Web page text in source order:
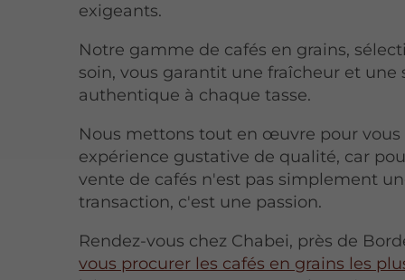
exigeants.
Notre gamme de cafés en grains,
soin, vous garantit une fraîcheur et une
authentique à chaque tasse.
Nous mettons tout en œuvre pour vous
expérience gustative de qualité, car
vente de cafés n'est pas simplement
transaction, c'est une passion.
Rendez-vous chez Chabei, près de
vous procurer les cafés en grains les